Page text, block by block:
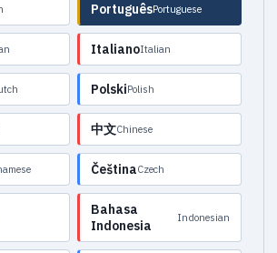
PortuguêsPortuguese
ItalianoItalian
PolskiPolish
中文Chinese
ČeštinaCzech
Bahasa
Indonesia
Indonesian